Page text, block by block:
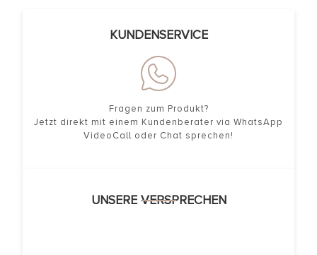
KUNDENSERVICE
Fragen zum Produkt?
Jetzt direkt mit einem Kundenberater via WhatsApp
VideoCall oder Chat sprechen!
UNSERE VERSPRECHEN